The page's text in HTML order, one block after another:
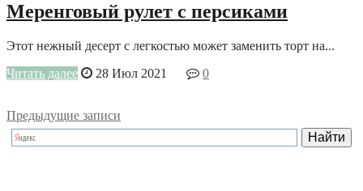
Меренговый рулет с персиками
Этот нежный десерт с легкостью может заменить торт на...
Читать далее
28 Июл 2021 0
Предыдущие записи